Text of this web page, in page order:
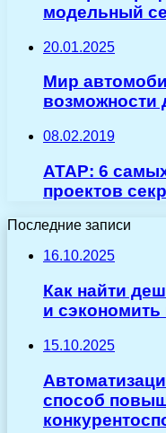
модельный
20.01.2025
Мир
возможности
08.02.2019
ATAP: 6
проектов
Последние записи
16.10.2025
Как найти
и сэкономить
15.10.2025
способ